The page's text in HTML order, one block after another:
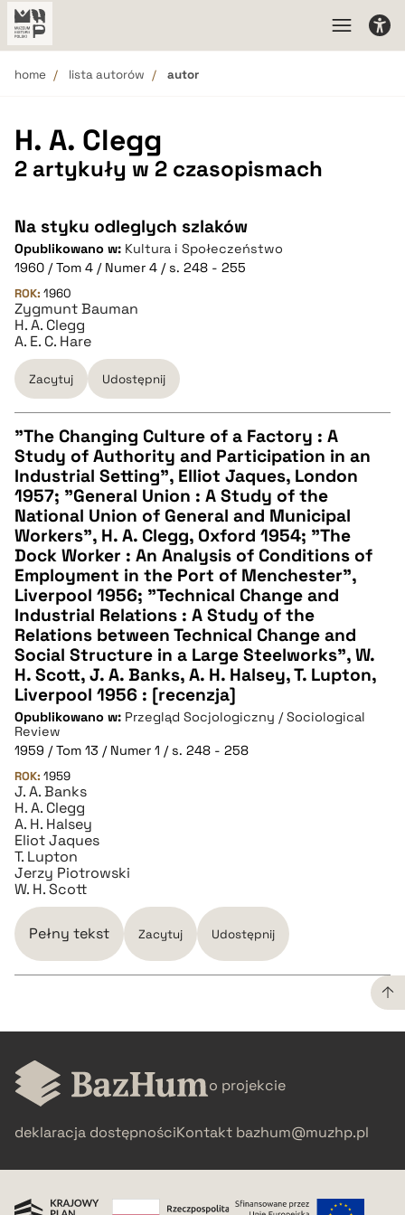
home lista autorów autor
H. A. Clegg
2 artykuły w 2 czasopismach
Na styku odleglych szlaków
Opublikowano w: Kultura i Społeczeństwo
1960 / Tom 4 / Numer 4 / s. 248 - 255
ROK: 1960
Zygmunt Bauman
H. A. Clegg
A. E. C. Hare
Zacytuj Udostępnij
CZYSTY TEKST
pobierz cytat
BIBTEX
pobierz cytat
"The Changing Culture of a Factory : A
Study of Authority and Participation in an
Industrial Setting", Elliot Jaques, London
1957; "General Union : A Study of the
National Union of General and Municipal
Workers", H. A. Clegg, Oxford 1954; "The
Dock Worker : An Analysis of Conditions of
Employment in the Port of Menchester",
Liverpool 1956; "Technical Change and
Industrial Relations : A Study of the
Relations between Technical Change and
Social Structure in a Large Steelworks", W.
H. Scott, J. A. Banks, A. H. Halsey, T. Lupton,
Liverpool 1956 : [recenzja]
Opublikowano w: Przegląd Socjologiczny / Sociological
Review
1959 / Tom 13 / Numer 1 / s. 248 - 258
ROK: 1959
J. A. Banks
H. A. Clegg
A. H. Halsey
Eliot Jaques
T. Lupton
Jerzy Piotrowski
W. H. Scott
Pełny tekst Zacytuj Udostępnij
CZYSTY TEKST
pobierz cytat
BIBTEX
o projekcie
deklaracja dostępnościKontakt bazhum@muzhp.pl